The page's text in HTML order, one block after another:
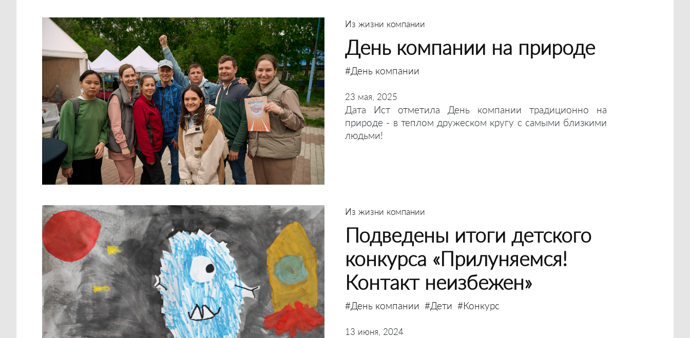
Из жизни компании
День компании на природе
#День компании
23 мая, 2025
Дата Ист отметила День компании традиционно на
природе - в теплом дружеском кругу с самыми близкими
людьми!
Из жизни компании
Подведены итоги детского
конкурса «Прилуняемся!
Контакт неизбежен»
#День компании #Дети #Конкурс
13 июня, 2024